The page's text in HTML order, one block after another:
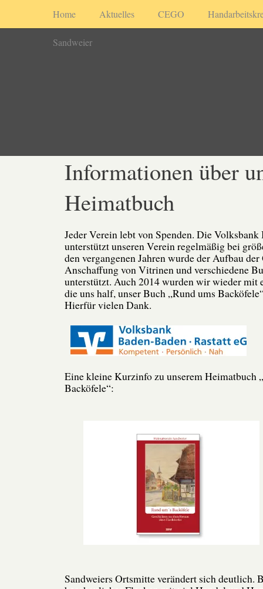
Home Aktuelles CEGO
Sandweier
Informationen über
Heimatbuch
Jeder Verein lebt von Spenden. Die Volksbank
unterstützt unseren Verein regelmäßig bei
den vergangenen Jahren wurde der Aufbau
Anschaffung von Vitrinen und verschiedene
unterstützt. Auch 2014 wurden wir wieder mit
die uns half, unser Buch „Rund ums
Hierfür vielen Dank.
Eine kleine Kurzinfo zu unserem Heimatbuch
Backöfele“:
Sandweiers Ortsmitte verändert sich deutlich.